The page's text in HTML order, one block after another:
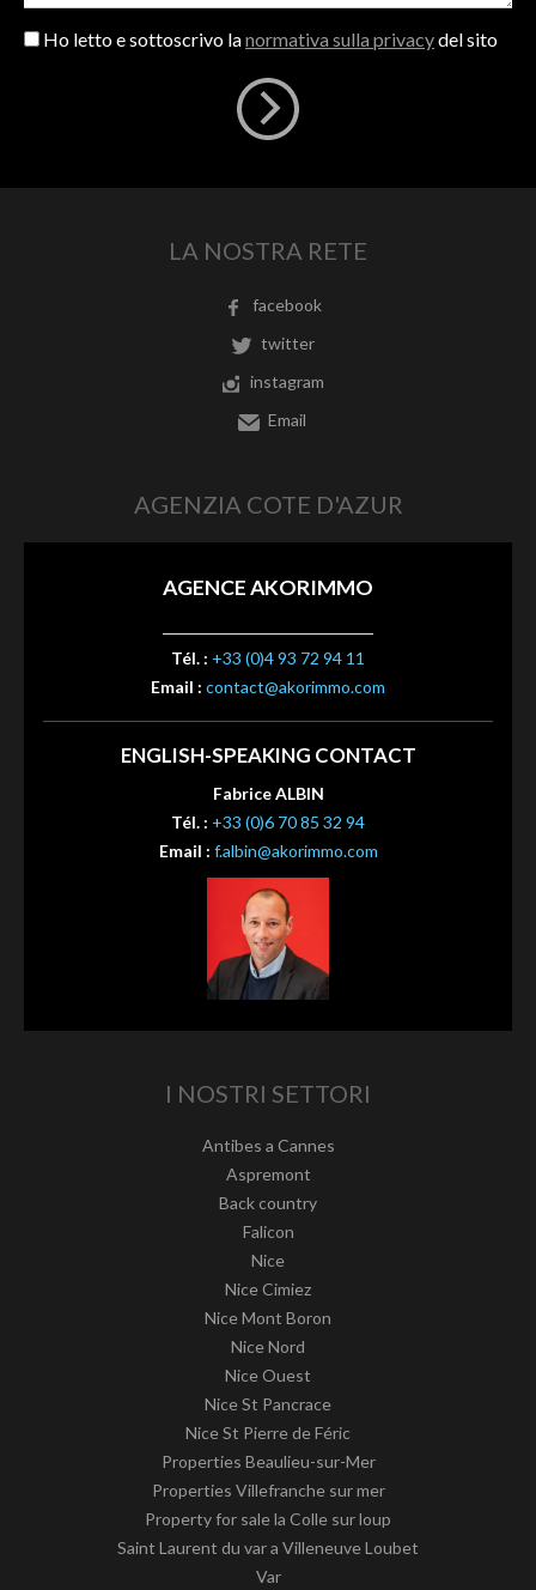
Ho letto e sottoscrivo lanormativa sulla privacydel sito
LA NOSTRA RETE
facebook
twitter
instagram
Email
AGENZIA COTE D'AZUR
AGENCE AKORIMMO
Tél. : +33 (0)4 93 72 94 11
Email : contact@akorimmo.com
ENGLISH-SPEAKING CONTACT
Fabrice ALBIN
Tél. : +33 (0)6 70 85 32 94
Email : f.albin@akorimmo.com
I NOSTRI SETTORI
Antibes a Cannes
Aspremont
Back country
Falicon
Nice
Nice Cimiez
Nice Mont Boron
Nice Nord
Nice Ouest
Nice St Pancrace
Nice St Pierre de Féric
Properties Beaulieu-sur-Mer
Properties Villefranche sur mer
Property for sale la Colle sur loup
Saint Laurent du var a Villeneuve Loubet
Var